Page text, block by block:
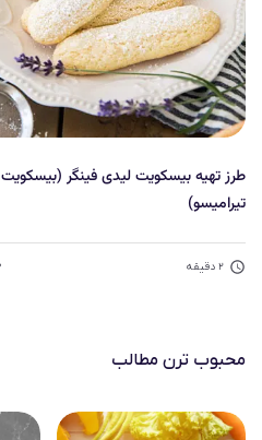
طرز تهیه بیسکویت لیدی فینگر (بیسکویت
تیرامیسو)
۲ دقیقه
محبوب‌ ترن مطالب